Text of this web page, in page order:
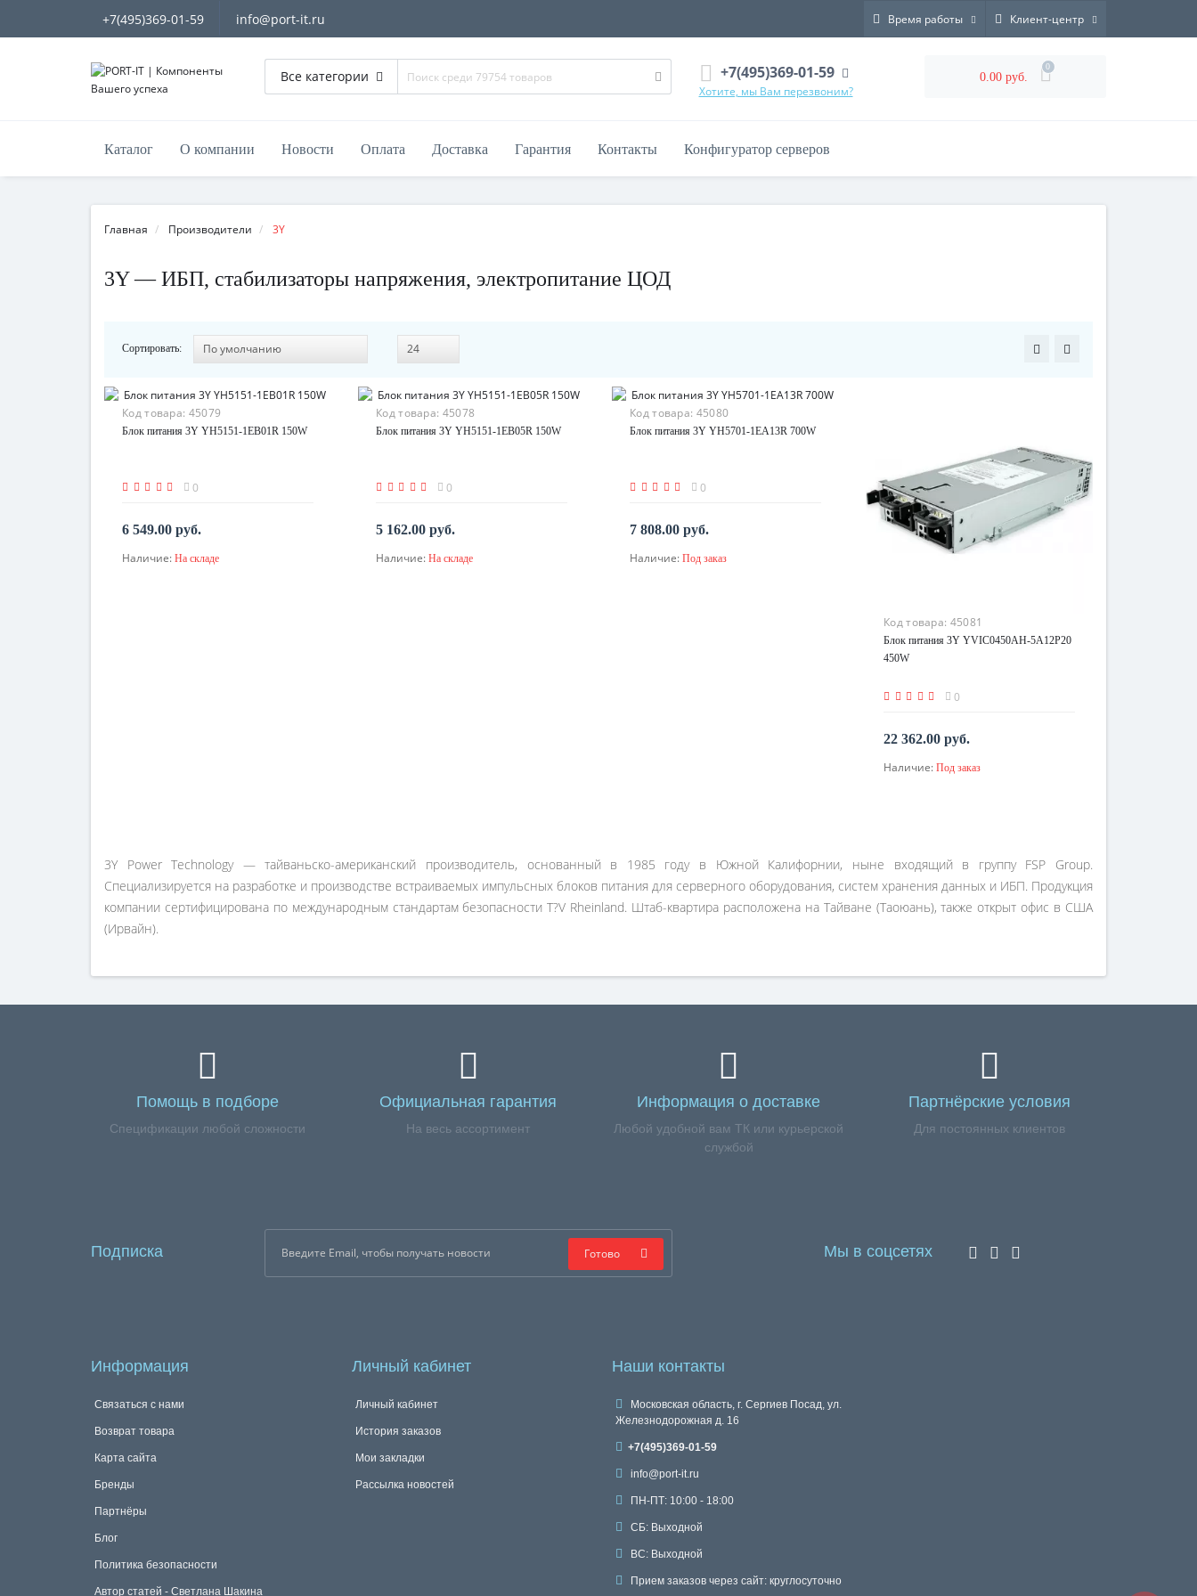
+7(495)369-01-59 info@port-it.ru Время работы Клиент-центр
Все категории +7(495)369-01-59
Хотите, мы Вам перезвоним?
0.00 руб.
0
Каталог О компании Новости Оплата Доставка Гарантия Контакты Конфигуратор серверов
Главная Производители 3Y
3Y — ИБП, стабилизаторы напряжения, электропитание ЦОД
Сортировать:
Код товара: 45079
Блок питания 3Y YH5151-1EB01R 150W
0
6 549.00 руб.
В корзину
Наличие: На складе
Код товара: 45078
Блок питания 3Y YH5151-1EB05R 150W
0
5 162.00 руб.
В корзину
Наличие: На складе
Код товара: 45080
Блок питания 3Y YH5701-1EA13R 700W
0
7 808.00 руб.
По запросу
Наличие: Под заказ
Код товара: 45081
Блок питания 3Y YVIC0450AH-5A12P20
450W
0
22 362.00 руб.
По запросу
Наличие: Под заказ
3Y Power Technology — тайваньско-американский производитель, основанный в 1985 году в Южной Калифорнии, ныне входящий в группу FSP Group.
Специализируется на разработке и производстве встраиваемых импульсных блоков питания для серверного оборудования, систем хранения данных и ИБП. Продукция
компании сертифицирована по международным стандартам безопасности T?V Rheinland. Штаб-квартира расположена на Тайване (Таоюань), также открыт офис в США
(Ирвайн).
Помощь в подборе
Спецификации любой сложности
Официальная гарантия
На весь ассортимент
Информация о доставке
Любой удобной вам ТК или курьерской
службой
Партнёрские условия
Для постоянных клиентов
Подписка Готово Мы в соцсетях
Информация
Связаться с нами
Возврат товара
Карта сайта
Бренды
Партнёры
Блог
Политика безопасности
Автор статей - Светлана Шакина
Личный кабинет
Личный кабинет
История заказов
Мои закладки
Рассылка новостей
Наши контакты
Московская область, г. Сергиев Посад, ул.
Железнодорожная д. 16
+7(495)369-01-59
info@port-it.ru
ПН-ПТ: 10:00 - 18:00
СБ: Выходной
ВС: Выходной
Прием заказов через сайт: круглосуточно